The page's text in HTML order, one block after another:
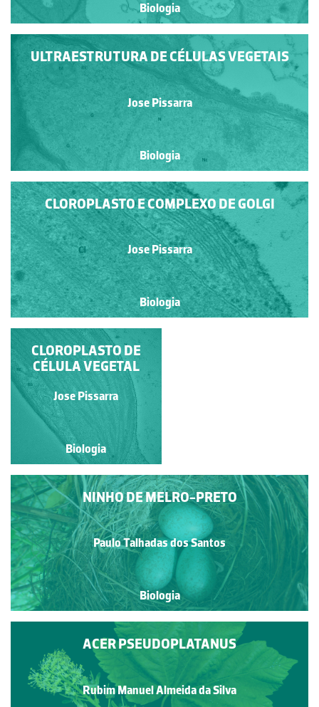
Biologia
ULTRAESTRUTURA DE CÉLULAS VEGETAIS
Jose Pissarra
Biologia
CLOROPLASTO E COMPLEXO DE GOLGI
Jose Pissarra
Biologia
POLI-RIBOSSOMAS E
DICTIOSSOMA
(GOLGI)
Jose Pissarra
Biologia
CLOROPLASTO DE
CÉLULA VEGETAL
Jose Pissarra
Biologia
NINHO DE MELRO-PRETO
Paulo Talhadas dos Santos
Biologia
ACER PSEUDOPLATANUS
Rubim Manuel Almeida da Silva